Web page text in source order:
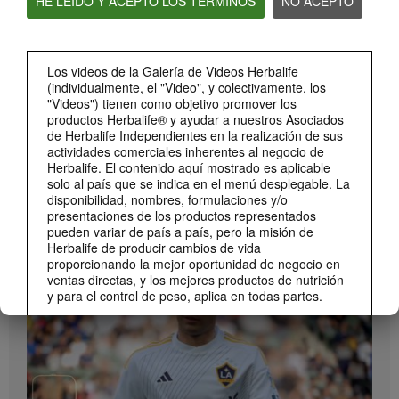
Los videos de la Galería de Videos Herbalife
(individualmente, el "Video", y colectivamente, los
"Videos") tienen como objetivo promover los
productos Herbalife® y ayudar a nuestros Asociados
de Herbalife Independientes en la realización de sus
actividades comerciales inherentes al negocio de
Herbalife. El contenido aquí mostrado es aplicable
solo al país que se indica en el menú desplegable. La
disponibilidad, nombres, formulaciones y/o
presentaciones de los productos representados
pueden variar de país a país, pero la misión de
Herbalife de producir cambios de vida
proporcionando la mejor oportunidad de negocio en
ventas directas, y los mejores productos de nutrición
y para el control de peso, aplica en todas partes.
Los Videos podrían incluir las experiencias del
volumen de ventas acumulado, o reseñas de
ingresos adquiridos, de Asociados de Herbalife
Independientes de diferentes niveles del Plan de
Ventas y Mercadeo en diversos países. Estos
Bioniq GO: Conoce los productos
Cómo tomar Bioniq GO
Descubre las diferentes formas de usar Bioniq GO.
MARCA Y PATROCINIOS Ver Todos